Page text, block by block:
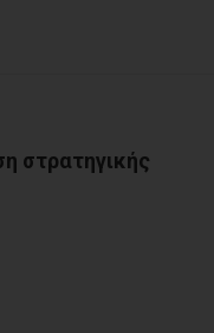
στρατηγικής